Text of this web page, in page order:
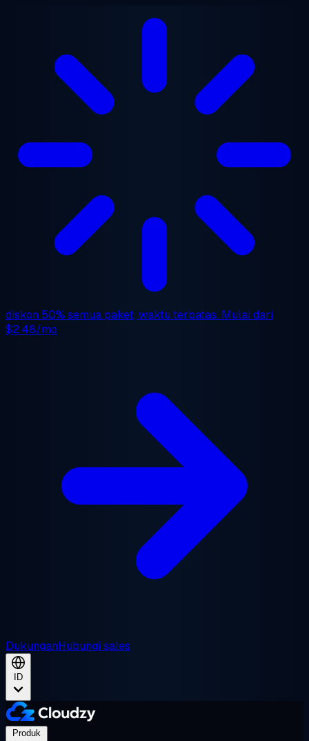
diskon 50% semua paket, waktu terbatas. Mulai dari
$2.48/mo
DukunganHubungi sales
ID